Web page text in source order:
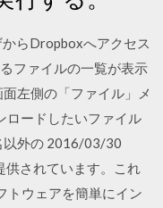
らDropboxへアクセス
ファイルの一覧が表示
左側の「ファイル」メ
ロードしたいファイル
以外の 2016/03/30
供されています。これ
トウェアを簡単にイン